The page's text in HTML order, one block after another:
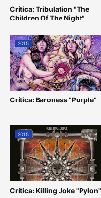
Crítica: Tribulation "The
Children Of The Night"
2015
Crítica: Baroness "Purple"
2015
Crítica: Killing Joke "Pylon"